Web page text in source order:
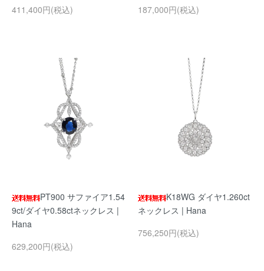
411,400円(税込)
187,000円(税込)
PT900 サファイア1.54
9ct/ダイヤ0.58ctネックレス |
Hana
629,200円(税込)
K18WG ダイヤ1.260ct
ネックレス | Hana
756,250円(税込)